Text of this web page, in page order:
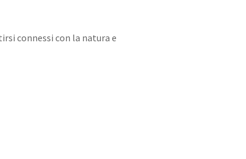
connessi con la natura e